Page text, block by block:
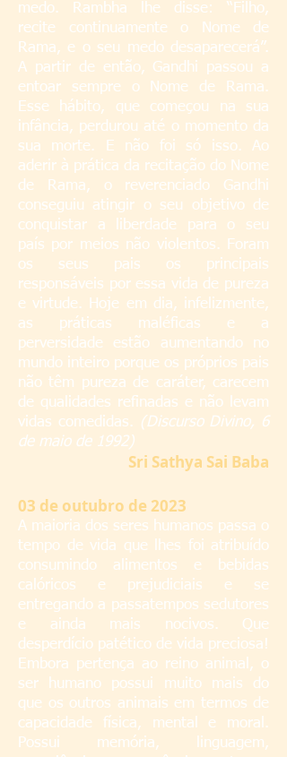
medo. Rambha lhe disse: “Filho,
recite continuamente o Nome de
Rama, e o seu medo desaparecerá”.
A partir de então, Gandhi passou a
entoar sempre o Nome de Rama.
Esse hábito, que começou na sua
infância, perdurou até o momento da
sua morte. E não foi só isso. Ao
aderir à prática da recitação do Nome
de Rama, o reverenciado Gandhi
conseguiu atingir o seu objetivo de
conquistar a liberdade para o seu
país por meios não violentos. Foram
os seus pais os principais
responsáveis por essa vida de pureza
e virtude. Hoje em dia, infelizmente,
as práticas maléficas e a
perversidade estão aumentando no
mundo inteiro porque os próprios pais
não têm pureza de caráter, carecem
de qualidades refinadas e não levam
vidas comedidas.
(Discurso Divino, 6
de maio de 1992)
Sri Sathya Sai Baba
03 de outubro de 2023
A maioria dos seres humanos passa o
tempo de vida que lhes foi atribuído
consumindo alimentos e bebidas
calóricos e prejudiciais e se
entregando a passatempos sedutores
e ainda mais nocivos. Que
desperdício patético de vida preciosa!
Embora pertença ao reino animal, o
ser humano possui muito mais do
que os outros animais em termos de
capacidade física, mental e moral.
Possui memória, linguagem,